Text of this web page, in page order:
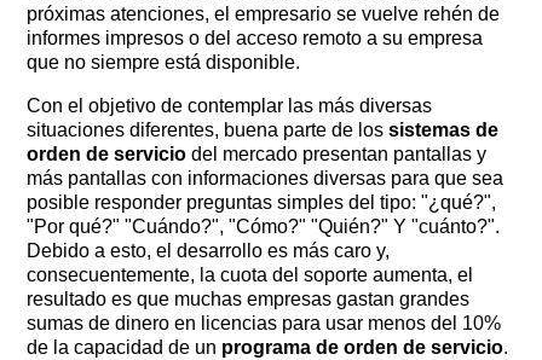
próximas atenciones, el empresario se vuelve rehén de
informes impresos o del acceso remoto a su empresa
que no siempre está disponible.
Con el objetivo de contemplar las más diversas
situaciones diferentes, buena parte de lossistemas de
orden de servicio del mercado presentan pantallas y
más pantallas con informaciones diversas para que sea
posible responder preguntas simples del tipo: "¿qué?", ​​
"Por qué?" "Cuándo?", "Cómo?" "Quién?" Y "cuánto?".
Debido a esto, el desarrollo es más caro y,
consecuentemente, la cuota del soporte aumenta, el
resultado es que muchas empresas gastan grandes
sumas de dinero en licencias para usar menos del 10%
de la capacidad de un programa de orden de servicio.